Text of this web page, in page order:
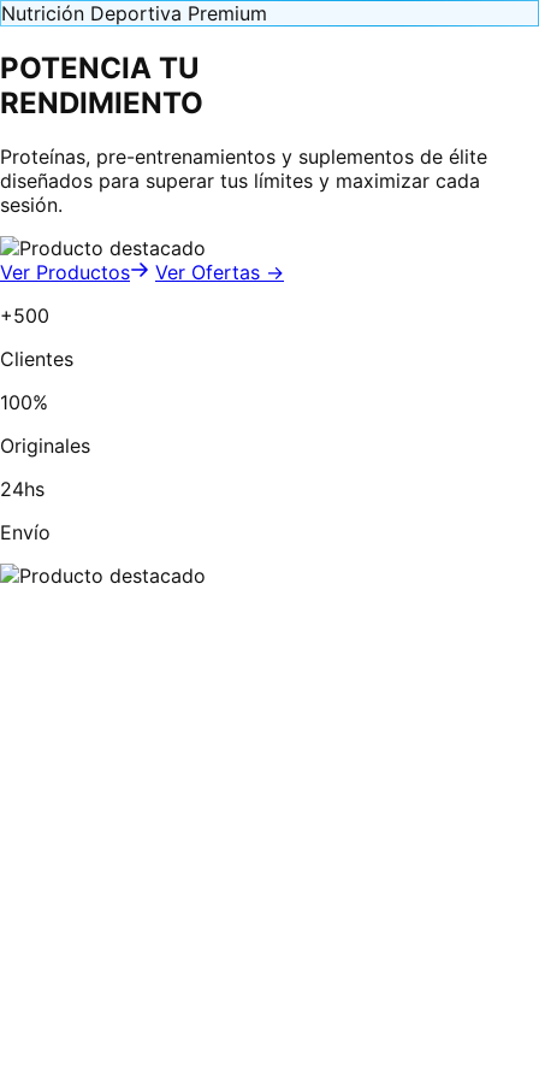
Nutrición Deportiva Premium
POTENCIA TU
RENDIMIENTO
Proteínas, pre-entrenamientos y suplementos de élite
diseñados para superar tus límites y maximizar cada
sesión.
Ver Productos
Ver Ofertas →
+500
Clientes
100%
Originales
24hs
Envío